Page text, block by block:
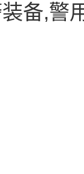
备,警